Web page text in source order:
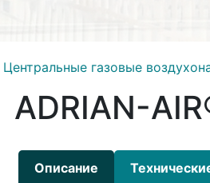
Центральные газовые
ADRIAN-
Описание